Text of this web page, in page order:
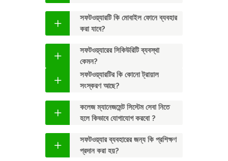
সফটওয়্যারটি কি মোবাইল ফোনে ব্যবহার
করা যাবে?
সফটওয়্যারের সিকিউরিটি ব্যবস্থা
কেমন?
সফটওয়্যারটির কি কোনো ট্রায়াল
সংস্করণ আছে?
কলেজ ম্যানেজমেন্ট সিস্টেম সেবা নিতে
হলে কিভাবে যোগাযোগ করবো ?
সফটওয়্যার ব্যবহারের জন্য কি প্রশিক্ষণ
প্রদান করা হয়?